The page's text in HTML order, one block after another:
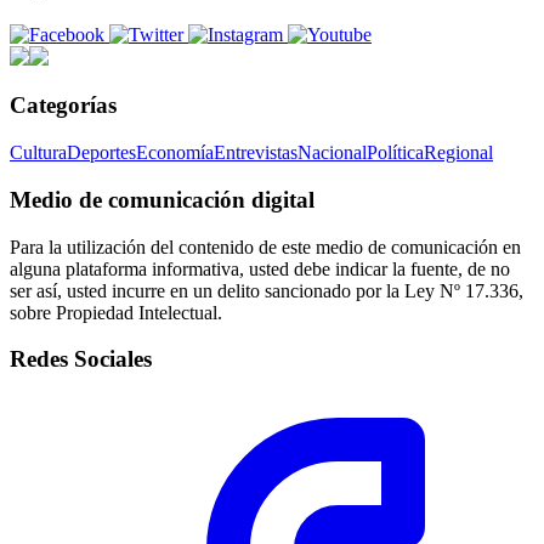
Categorías
CulturaDeportesEconomíaEntrevistasNacionalPolíticaRegional
Medio de comunicación digital
Para la utilización del contenido de este medio de comunicación en
alguna plataforma informativa, usted debe indicar la fuente, de no
ser así, usted incurre en un delito sancionado por la Ley Nº 17.336,
sobre Propiedad Intelectual.
Redes Sociales